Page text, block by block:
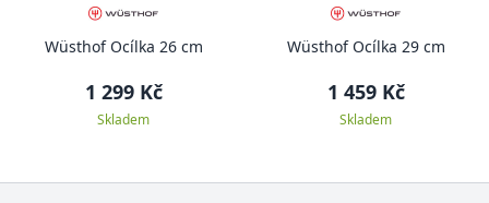
Wüsthof Ocílka 26 cm
1 299 Kč
Skladem
Wüsthof Ocílka 29 cm
1 459 Kč
Skladem